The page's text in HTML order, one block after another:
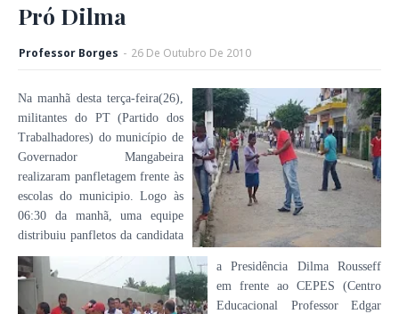
Pró Dilma
Professor Borges - 26 De Outubro De 2010
Na manhã desta terça-feira(26),
militantes do PT (Partido dos
Trabalhadores) do município de
Governador Mangabeira
realizaram panfletagem frente às
escolas do municipio. Logo às
06:30 da manhã, uma equipe
distribuiu panfletos da candidata
a Presidência Dilma Rousseff
em frente ao CEPES (Centro
Educacional Professor Edgar